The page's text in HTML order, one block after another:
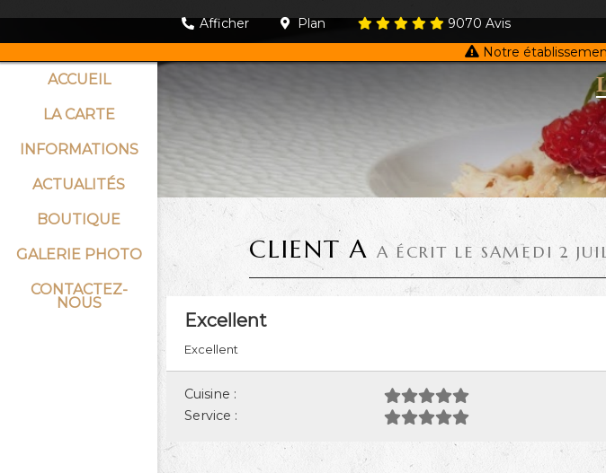
Afficher Plan 9070Avis
Notre
ACCUEIL
LA CARTE
INFORMATIONS
ACTUALITÉS
BOUTIQUE
GALERIE PHOTO
CONTACTEZ-
NOUS
CLIENT A A ÉCRIT LE SAMEDI 2
Excellent
Excellent
Cuisine :
Service :